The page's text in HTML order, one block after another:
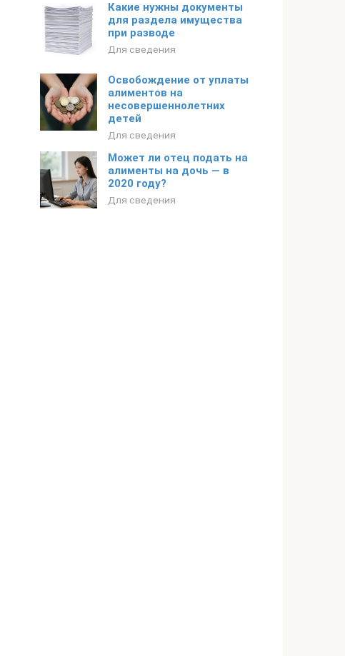
Какие нужны документы
для раздела имущества
при разводе
Для сведения
Освобождение от уплаты
алиментов на
несовершеннолетних
детей
Для сведения
Может ли отец подать на
алименты на дочь — в
2020 году?
Для сведения